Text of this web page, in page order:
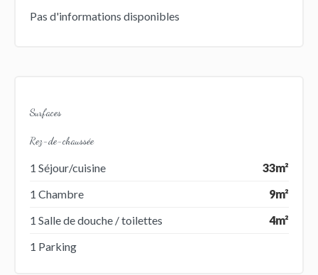
Pas d'informations disponibles
Surfaces
Rez-de-chaussée
1 Séjour/cuisine
33m²
1 Chambre
9m²
1 Salle de douche / toilettes
4m²
1 Parking